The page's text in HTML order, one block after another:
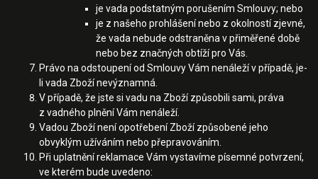
je vada podstatným porušením Smlouvy; nebo
je z našeho prohlášení nebo z okolností zjevné,
že vada nebude odstraněna v přiměřené době
nebo bez značných obtíží pro Vás.
Právo na odstoupení od Smlouvy Vám nenáleží v případě, je-
li vada Zboží nevýznamná.
V případě, že jste si vadu na Zboží způsobili sami, práva
z vadného plnění Vám nenáleží.
Vadou Zboží není opotřebení Zboží způsobené jeho
obvyklým užíváním nebo přepravováním.
Při uplatnění reklamace Vám vystavíme písemné potvrzení,
ve kterém bude uvedeno: